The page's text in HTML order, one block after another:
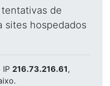
de
sites hospedados
IP 216.73.216.61,